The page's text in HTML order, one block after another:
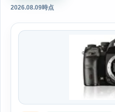
2026.08.09時点